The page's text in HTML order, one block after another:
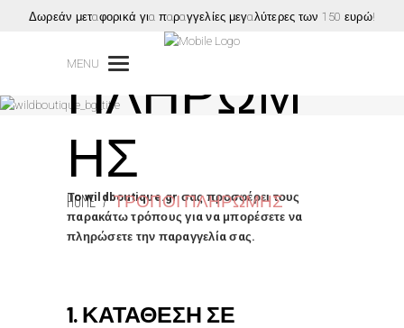
Δωρεάν μεταφορικά για παραγγελίες μεγαλύτερες των 150 ευρώ!
MENU
ΤΡΌΠΟΙ
ΠΛΗΡΩΜ
ΉΣ
HOME / ΤΡΌΠΟΙ ΠΛΗΡΩΜΉΣ
To wildboutique.gr σας προσφέρει τους
παρακάτω τρόπους για να μπορέσετε να
πληρώσετε την παραγγελία σας.
1. ΚΑΤΑΘΕΣΗ ΣΕ